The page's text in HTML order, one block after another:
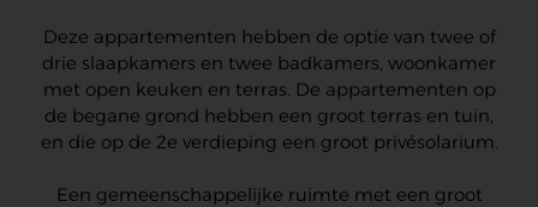
Deze appartementen hebben de optie van twee of
drie slaapkamers en twee badkamers, woonkamer
met open keuken en terras. De appartementen op
de begane grond hebben een groot terras en tuin,
en die op de 2e verdieping een groot privésolarium.
Een gemeenschappelijke ruimte met een groot